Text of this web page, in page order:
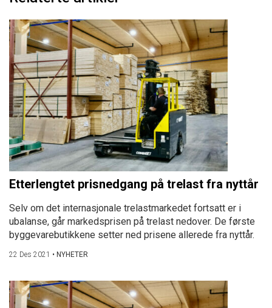
Etterlengtet prisnedgang på trelast fra nyttår
Selv om det internasjonale trelastmarkedet fortsatt er i
ubalanse, går markedsprisen på trelast nedover. De første
byggevarebutikkene setter ned prisene allerede fra nyttår.
22 Des 2021 • NYHETER